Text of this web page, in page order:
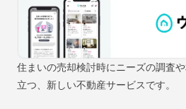
住まいの売却検討時にニーズの調査
立つ、新しい不動産サービスです。